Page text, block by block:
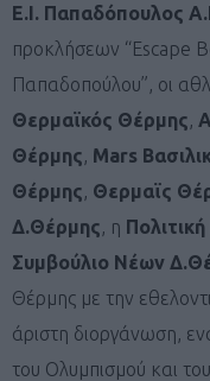
Ε.Ι. Παπαδόπουλος
προκλήσεων “Escape
Παπαδοπούλου”, οι
Θερμαϊκός Θέρμης,
Θέρμης, Mars
Θέρμης, Θερμαϊς
Δ.Θέρμης, η
Συμβούλιο Νέων
Θέρμης με την
άριστη διοργάνωση,
του Ολυμπισμού και